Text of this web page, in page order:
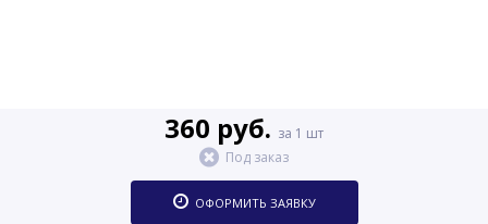
360 руб. за 1 шт
Под заказ
ОФОРМИТЬ ЗАЯВКУ